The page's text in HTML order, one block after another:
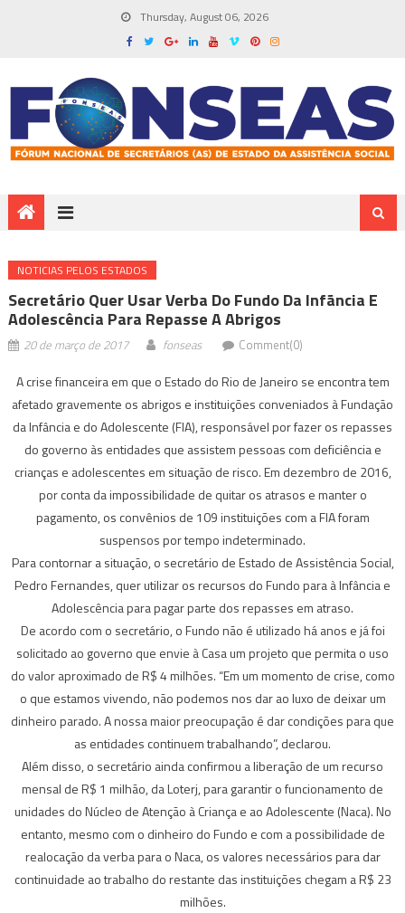
Thursday, August 06, 2026
NOTICIAS PELOS ESTADOS
Secretário Quer Usar Verba Do Fundo Da Infãncia E
Adolescência Para Repasse A Abrigos
20 de março de 2017 fonseas Comment(0)
A crise financeira em que o Estado do Rio de Janeiro se encontra tem
afetado gravemente os abrigos e instituições conveniados à Fundação
da Infância e do Adolescente (FIA), responsável por fazer os repasses
do governo às entidades que assistem pessoas com deficiência e
crianças e adolescentes em situação de risco. Em dezembro de 2016,
por conta da impossibilidade de quitar os atrasos e manter o
pagamento, os convênios de 109 instituições com a FIA foram
suspensos por tempo indeterminado.
Para contornar a situação, o secretário de Estado de Assistência Social,
Pedro Fernandes, quer utilizar os recursos do Fundo para à Infância e
Adolescência para pagar parte dos repasses em atraso.
De acordo com o secretário, o Fundo não é utilizado há anos e já foi
solicitado ao governo que envie à Casa um projeto que permita o uso
do valor aproximado de R$ 4 milhões. “Em um momento de crise, como
o que estamos vivendo, não podemos nos dar ao luxo de deixar um
dinheiro parado. A nossa maior preocupação é dar condições para que
as entidades continuem trabalhando”, declarou.
Além disso, o secretário ainda confirmou a liberação de um recurso
mensal de R$ 1 milhão, da Loterj, para garantir o funcionamento de
unidades do Núcleo de Atenção à Criança e ao Adolescente (Naca). No
entanto, mesmo com o dinheiro do Fundo e com a possibilidade de
realocação da verba para o Naca, os valores necessários para dar
continuidade ao trabalho do restante das instituições chegam a R$ 23
milhões.